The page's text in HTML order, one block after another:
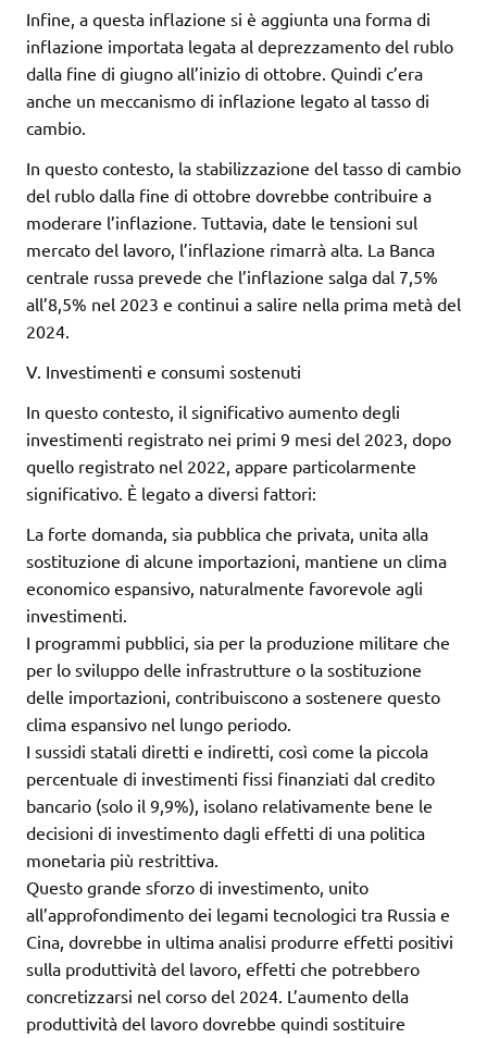
Infine, a questa inflazione si è aggiunta una forma di
inflazione importata legata al deprezzamento del rublo
dalla fine di giugno all’inizio di ottobre. Quindi c’era
anche un meccanismo di inflazione legato al tasso di
cambio.
In questo contesto, la stabilizzazione del tasso di cambio
del rublo dalla fine di ottobre dovrebbe contribuire a
moderare l’inflazione. Tuttavia, date le tensioni sul
mercato del lavoro, l’inflazione rimarrà alta. La Banca
centrale russa prevede che l’inflazione salga dal 7,5%
all’8,5% nel 2023 e continui a salire nella prima metà del
2024.
V. Investimenti e consumi sostenuti
In questo contesto, il significativo aumento degli
investimenti registrato nei primi 9 mesi del 2023, dopo
quello registrato nel 2022, appare particolarmente
significativo. È legato a diversi fattori:
La forte domanda, sia pubblica che privata, unita alla
sostituzione di alcune importazioni, mantiene un clima
economico espansivo, naturalmente favorevole agli
investimenti.
I programmi pubblici, sia per la produzione militare che
per lo sviluppo delle infrastrutture o la sostituzione
delle importazioni, contribuiscono a sostenere questo
clima espansivo nel lungo periodo.
I sussidi statali diretti e indiretti, così come la piccola
percentuale di investimenti fissi finanziati dal credito
bancario (solo il 9,9%), isolano relativamente bene le
decisioni di investimento dagli effetti di una politica
monetaria più restrittiva.
Questo grande sforzo di investimento, unito
all’approfondimento dei legami tecnologici tra Russia e
Cina, dovrebbe in ultima analisi produrre effetti positivi
sulla produttività del lavoro, effetti che potrebbero
concretizzarsi nel corso del 2024. L’aumento della
produttività del lavoro dovrebbe quindi sostituire